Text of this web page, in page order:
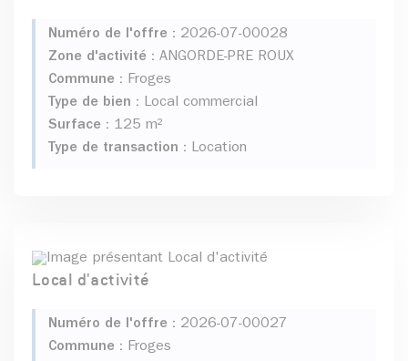
Numéro de l'offre : 2026-07-00028
Zone d'activité : ANGORDE-PRE ROUX
Commune : Froges
Type de bien : Local commercial
Surface : 125 m²
Type de transaction : Location
Local d'activité
Numéro de l'offre : 2026-07-00027
Commune : Froges